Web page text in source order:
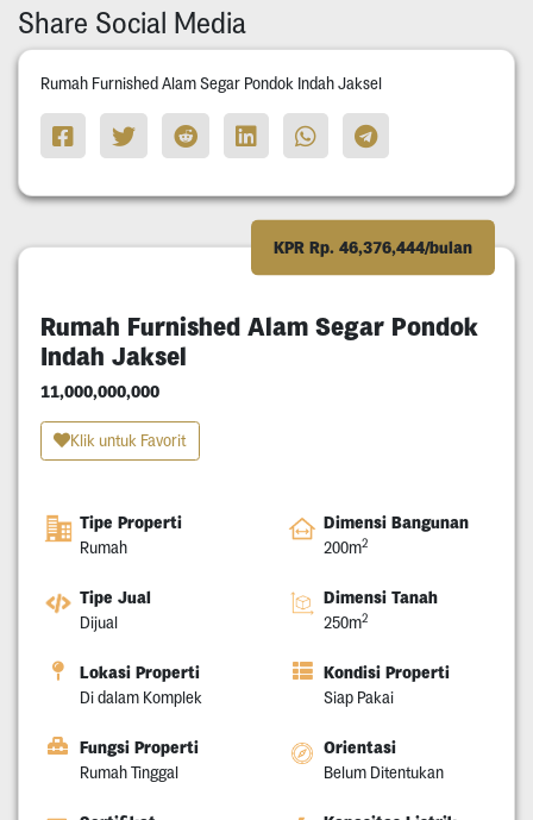
Share Social Media
Rumah Furnished Alam Segar Pondok Indah Jaksel
KPR Rp. 46,376,444/bulan
Rumah Furnished Alam Segar Pondok
Indah Jaksel
11,000,000,000
Klik untuk Favorit
Tipe Properti
Rumah
Dimensi Bangunan
200m2
Tipe Jual
Dijual
Dimensi Tanah
250m2
Lokasi Properti
Di dalam Komplek
Kondisi Properti
Siap Pakai
Fungsi Properti
Rumah Tinggal
Orientasi
Belum Ditentukan